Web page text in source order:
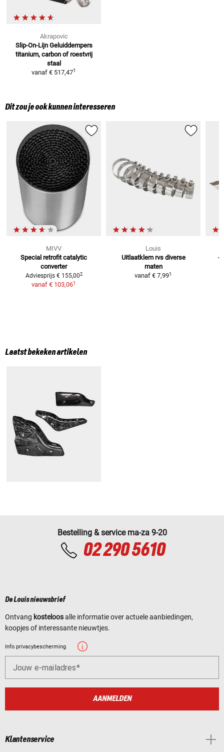
Akrapovic
Slip-On-Lijn Geluiddempers
titanium, carbon of roestvrij
staal
vanaf € 517,471
Dit zou je ook kunnen interesseren
MIVV
Special retrofit catalytic
converter
Adviesprijs € 155,002
vanaf € 103,061
Louis
Uitlaatklem rvs diverse
maten
vanaf € 7,991
-
Laatst bekeken artikelen
Bestelling & service ma-za 9-20
02 290 5610
De Louis nieuwsbrief
Ontvang kosteloosalle informatie over actuele aanbiedingen,
koopjes of interessante nieuwtjes.
Info privacybescherming
Jouw e-mailadres
AANMELDEN
Klantenservice